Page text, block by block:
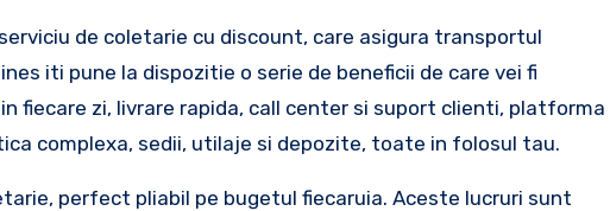
de coletarie cu discount, care asigura transportul
iti pune la dispozitie o serie de beneficii de care vei fi
zi, livrare rapida, call center si suport clienti, platforma
complexa, sedii, utilaje si depozite, toate in folosul tau.
perfect pliabil pe bugetul fiecaruia. Aceste lucruri sunt